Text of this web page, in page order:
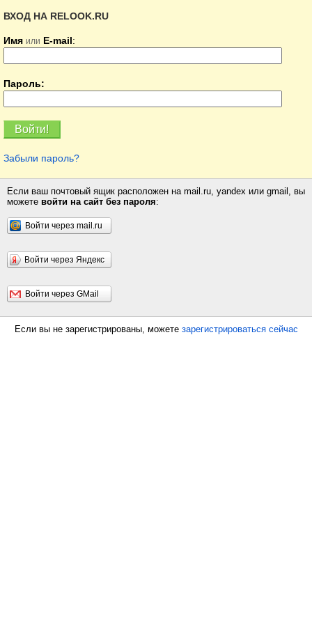
ВХОД НА RELOOK.RU
Имя или E-mail:
Пароль:
Забыли пароль?
Если ваш почтовый ящик расположен на mail.ru, yandex или gmail, вы
можете войти на сайт без пароля:
Войти через mail.ru
Войти через Яндекс
Войти через GMail
Если вы не зарегистрированы, можете зарегистрироваться сейчас